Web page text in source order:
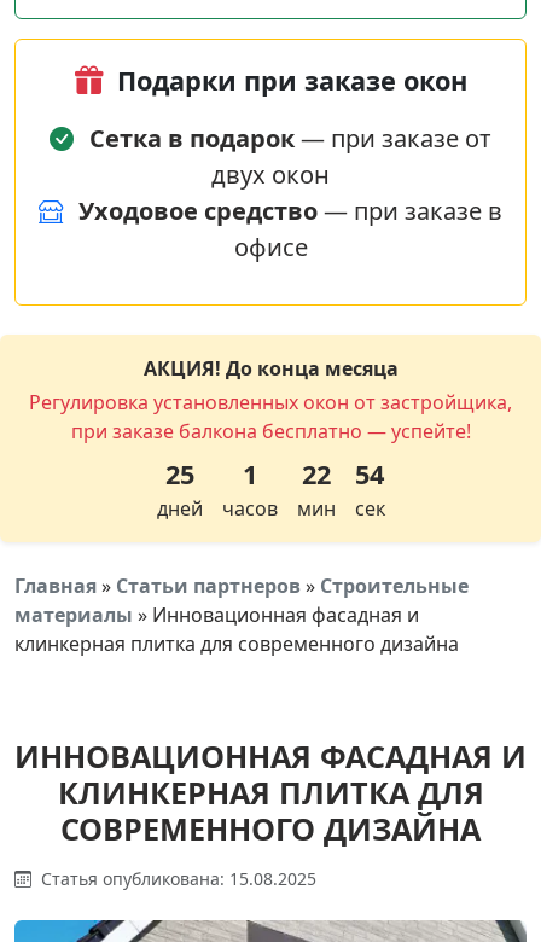
Подарки при заказе окон
Сетка в подарок— при заказе от
двух окон
Уходовое средство— при заказе в
офисе
АКЦИЯ! До конца месяца
Регулировка установленных окон от застройщика,
при заказе балкона бесплатно — успейте!
25
дней
1
часов
22
мин
54
сек
Главная» Статьи партнеров» Строительные
материалы » Инновационная фасадная и
клинкерная плитка для современного дизайна
ИННОВАЦИОННАЯ ФАСАДНАЯ И
КЛИНКЕРНАЯ ПЛИТКА ДЛЯ
СОВРЕМЕННОГО ДИЗАЙНА
Статья опубликована: 15.08.2025